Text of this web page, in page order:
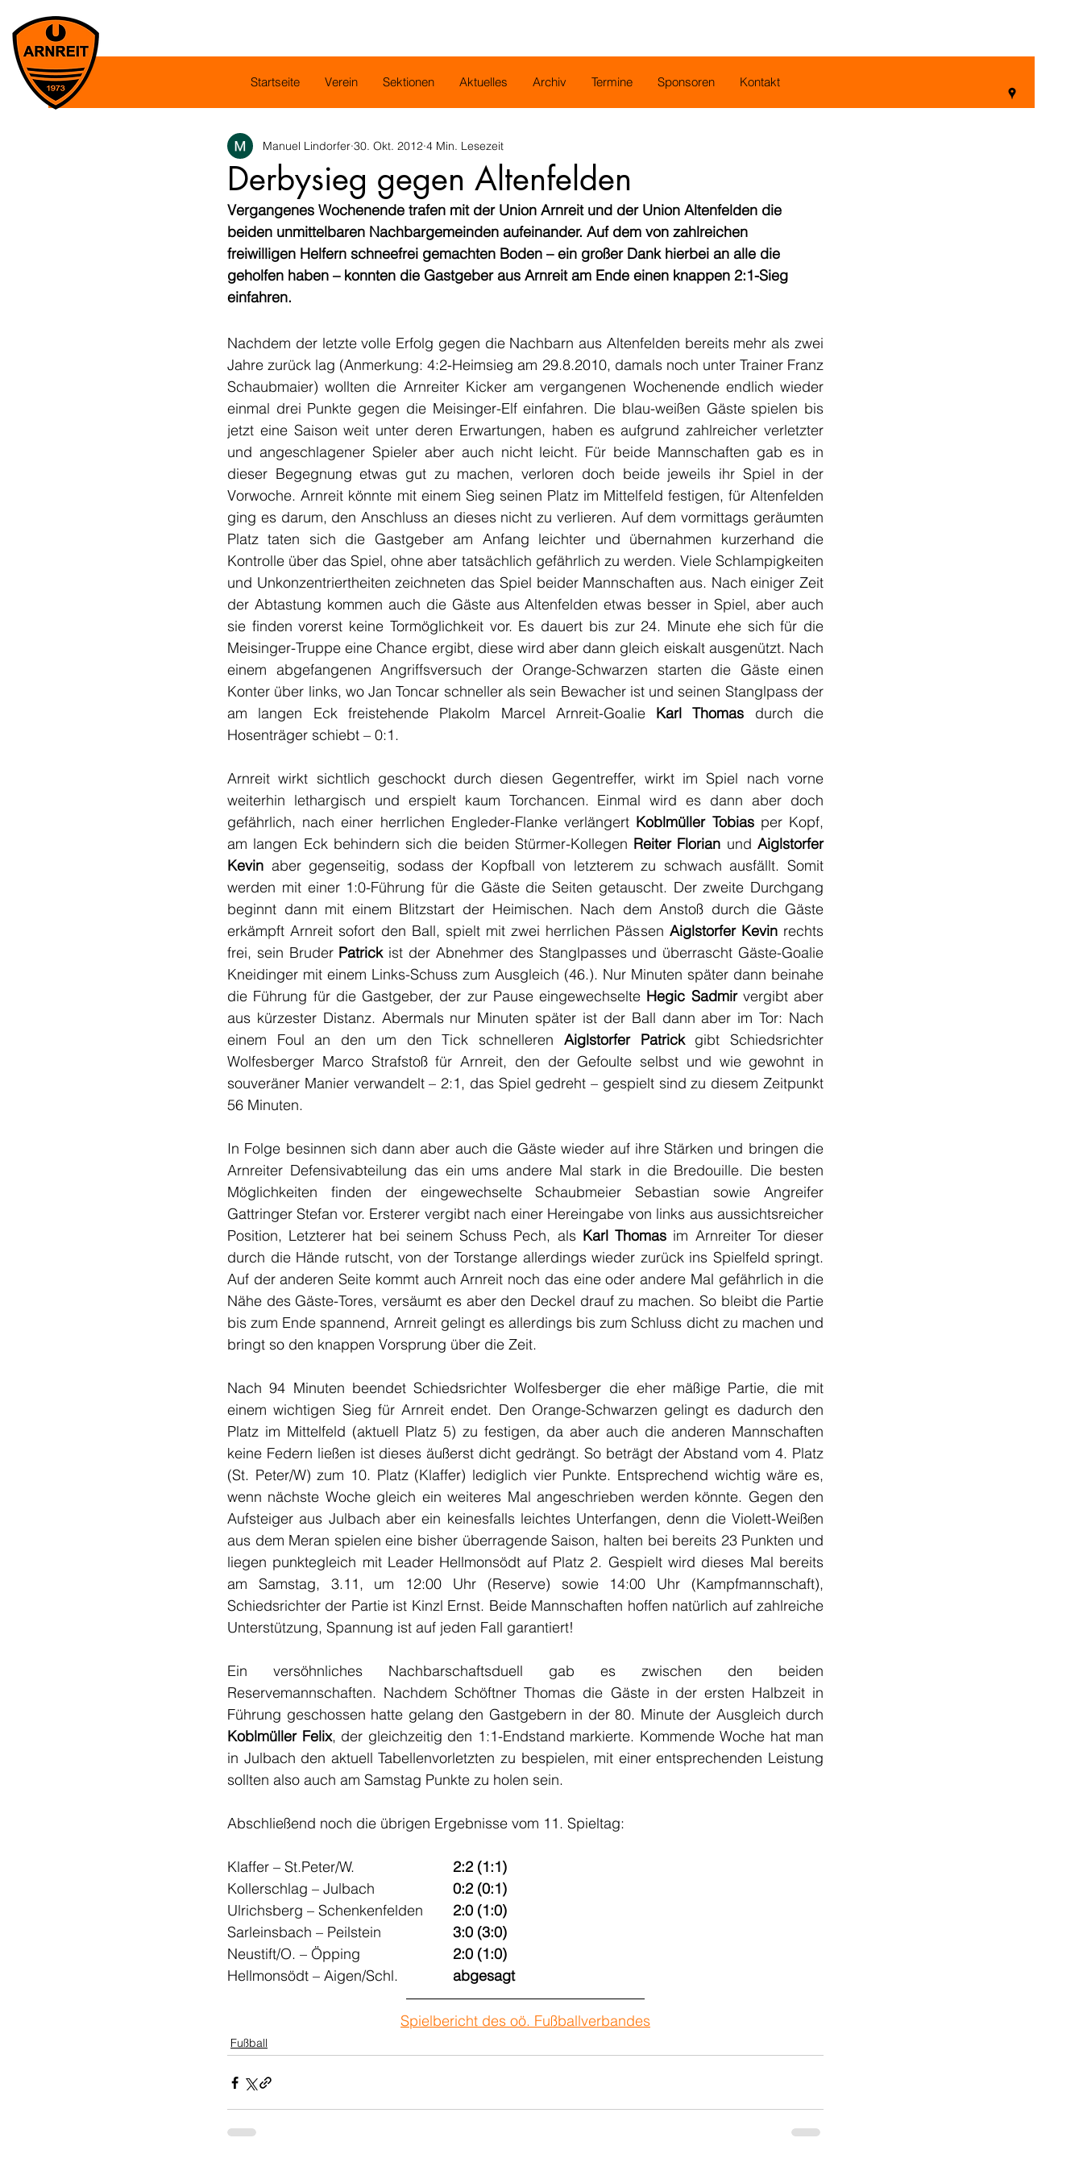
Startseite Verein Sektionen Aktuelles Archiv Termine Sponsoren Kontakt
Derbysieg gegen Altenfelden
Manuel Lindorfer 30. Okt. 2012 4 Min. Lesezeit
Vergangenes Wochenende trafen mit der Union Arnreit und der Union Altenfelden die
beiden unmittelbaren Nachbargemeinden aufeinander. Auf dem von zahlreichen
freiwilligen Helfern schneefrei gemachten Boden – ein großer Dank hierbei an alle die
geholfen haben – konnten die Gastgeber aus Arnreit am Ende einen knappen 2:1-Sieg
einfahren.
Nachdem der letzte volle Erfolg gegen die Nachbarn aus Altenfelden bereits mehr als zwei
Jahre zurück lag (Anmerkung: 4:2-Heimsieg am 29.8.2010, damals noch unter Trainer Franz
Schaubmaier) wollten die Arnreiter Kicker am vergangenen Wochenende endlich wieder
einmal drei Punkte gegen die Meisinger-Elf einfahren. Die blau-weißen Gäste spielen bis
jetzt eine Saison weit unter deren Erwartungen, haben es aufgrund zahlreicher verletzter
und angeschlagener Spieler aber auch nicht leicht. Für beide Mannschaften gab es in
dieser Begegnung etwas gut zu machen, verloren doch beide jeweils ihr Spiel in der
Vorwoche. Arnreit könnte mit einem Sieg seinen Platz im Mittelfeld festigen, für Altenfelden
ging es darum, den Anschluss an dieses nicht zu verlieren. Auf dem vormittags geräumten
Platz taten sich die Gastgeber am Anfang leichter und übernahmen kurzerhand die
Kontrolle über das Spiel, ohne aber tatsächlich gefährlich zu werden. Viele Schlampigkeiten
und Unkonzentriertheiten zeichneten das Spiel beider Mannschaften aus. Nach einiger Zeit
der Abtastung kommen auch die Gäste aus Altenfelden etwas besser in Spiel, aber auch
sie finden vorerst keine Tormöglichkeit vor. Es dauert bis zur 24. Minute ehe sich für die
Meisinger-Truppe eine Chance ergibt, diese wird aber dann gleich eiskalt ausgenützt. Nach
einem abgefangenen Angriffsversuch der Orange-Schwarzen starten die Gäste einen
Konter über links, wo Jan Toncar schneller als sein Bewacher ist und seinen Stanglpass der
am langen Eck freistehende Plakolm Marcel Arnreit-Goalie Karl Thomas durch die
Hosenträger schiebt – 0:1.
Arnreit wirkt sichtlich geschockt durch diesen Gegentreffer, wirkt im Spiel nach vorne
weiterhin lethargisch und erspielt kaum Torchancen. Einmal wird es dann aber doch
gefährlich, nach einer herrlichen Engleder-Flanke verlängert Koblmüller Tobias per Kopf,
am langen Eck behindern sich die beiden Stürmer-Kollegen Reiter Florian und Aiglstorfer
Kevin aber gegenseitig, sodass der Kopfball von letzterem zu schwach ausfällt. Somit
werden mit einer 1:0-Führung für die Gäste die Seiten getauscht. Der zweite Durchgang
beginnt dann mit einem Blitzstart der Heimischen. Nach dem Anstoß durch die Gäste
erkämpft Arnreit sofort den Ball, spielt mit zwei herrlichen Pässen Aiglstorfer Kevin rechts
frei, sein Bruder Patrick ist der Abnehmer des Stanglpasses und überrascht Gäste-Goalie
Kneidinger mit einem Links-Schuss zum Ausgleich (46.). Nur Minuten später dann beinahe
die Führung für die Gastgeber, der zur Pause eingewechselte Hegic Sadmir vergibt aber
aus kürzester Distanz. Abermals nur Minuten später ist der Ball dann aber im Tor: Nach
einem Foul an den um den Tick schnelleren Aiglstorfer Patrick gibt Schiedsrichter
Wolfesberger Marco Strafstoß für Arnreit, den der Gefoulte selbst und wie gewohnt in
souveräner Manier verwandelt – 2:1, das Spiel gedreht – gespielt sind zu diesem Zeitpunkt
56 Minuten.
In Folge besinnen sich dann aber auch die Gäste wieder auf ihre Stärken und bringen die
Arnreiter Defensivabteilung das ein ums andere Mal stark in die Bredouille. Die besten
Möglichkeiten finden der eingewechselte Schaubmeier Sebastian sowie Angreifer
Gattringer Stefan vor. Ersterer vergibt nach einer Hereingabe von links aus aussichtsreicher
Position, Letzterer hat bei seinem Schuss Pech, als Karl Thomas im Arnreiter Tor dieser
durch die Hände rutscht, von der Torstange allerdings wieder zurück ins Spielfeld springt.
Auf der anderen Seite kommt auch Arnreit noch das eine oder andere Mal gefährlich in die
Nähe des Gäste-Tores, versäumt es aber den Deckel drauf zu machen. So bleibt die Partie
bis zum Ende spannend, Arnreit gelingt es allerdings bis zum Schluss dicht zu machen und
bringt so den knappen Vorsprung über die Zeit.
Nach 94 Minuten beendet Schiedsrichter Wolfesberger die eher mäßige Partie, die mit
einem wichtigen Sieg für Arnreit endet. Den Orange-Schwarzen gelingt es dadurch den
Platz im Mittelfeld (aktuell Platz 5) zu festigen, da aber auch die anderen Mannschaften
keine Federn ließen ist dieses äußerst dicht gedrängt. So beträgt der Abstand vom 4. Platz
(St. Peter/W) zum 10. Platz (Klaffer) lediglich vier Punkte. Entsprechend wichtig wäre es,
wenn nächste Woche gleich ein weiteres Mal angeschrieben werden könnte. Gegen den
Aufsteiger aus Julbach aber ein keinesfalls leichtes Unterfangen, denn die Violett-Weißen
aus dem Meran spielen eine bisher überragende Saison, halten bei bereits 23 Punkten und
liegen punktegleich mit Leader Hellmonsödt auf Platz 2. Gespielt wird dieses Mal bereits
am Samstag, 3.11, um 12:00 Uhr (Reserve) sowie 14:00 Uhr (Kampfmannschaft),
Schiedsrichter der Partie ist Kinzl Ernst. Beide Mannschaften hoffen natürlich auf zahlreiche
Unterstützung, Spannung ist auf jeden Fall garantiert!
Ein versöhnliches Nachbarschaftsduell gab es zwischen den beiden
Reservemannschaften. Nachdem Schöftner Thomas die Gäste in der ersten Halbzeit in
Führung geschossen hatte gelang den Gastgebern in der 80. Minute der Ausgleich durch
Koblmüller Felix, der gleichzeitig den 1:1-Endstand markierte. Kommende Woche hat man
in Julbach den aktuell Tabellenvorletzten zu bespielen, mit einer entsprechenden Leistung
sollten also auch am Samstag Punkte zu holen sein.
Abschließend noch die übrigen Ergebnisse vom 11. Spieltag:
2:2 (1:1)
0:2 (0:1)
2:0 (1:0)
3:0 (3:0)
2:0 (1:0)
abgesagt
Spielbericht des oö. Fußballverbandes
Fußball